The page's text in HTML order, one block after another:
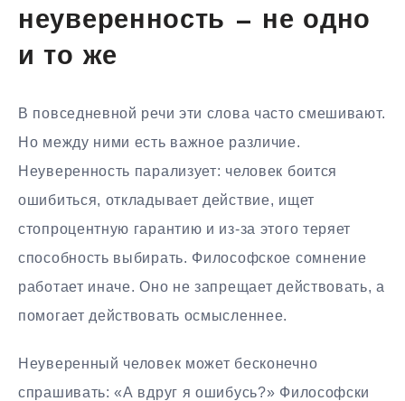
неуверенность — не одно
и то же
В повседневной речи эти слова часто смешивают.
Но между ними есть важное различие.
Неуверенность парализует: человек боится
ошибиться, откладывает действие, ищет
стопроцентную гарантию и из-за этого теряет
способность выбирать. Философское сомнение
работает иначе. Оно не запрещает действовать, а
помогает действовать осмысленнее.
Неуверенный человек может бесконечно
спрашивать: «А вдруг я ошибусь?» Философски